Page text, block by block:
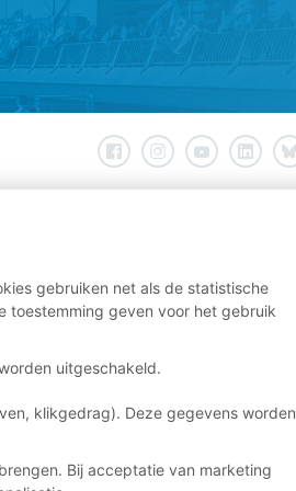
gebruiken net als de statistische
toestemming geven voor het gebruik
uitgeschakeld.
klikgedrag). Deze gegevens worden
Bij acceptatie van marketing